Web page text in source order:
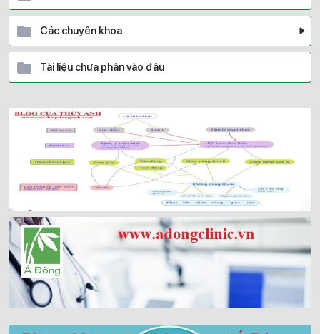
Các chuyên khoa
Tài liệu chưa phân vào đâu